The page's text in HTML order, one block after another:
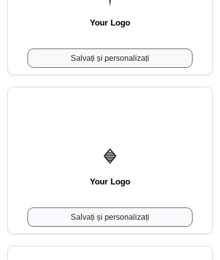
Your Logo
Salvați și personalizați
Your Logo
Salvați și personalizați